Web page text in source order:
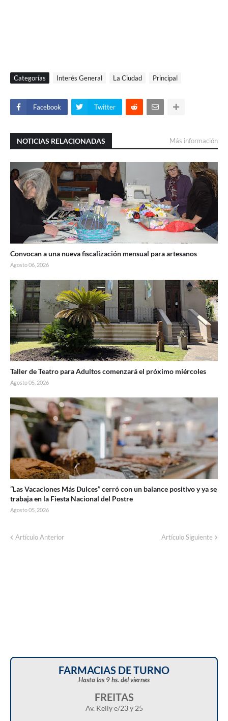
Categorías Interés General La Ciudad Principal
Facebook Twitter
NOTICIAS RELACIONADAS Más información
Convocan a una nueva fiscalización mensual para artesanos
Agosto 06, 2026
Taller de Teatro para Adultos comenzará el próximo miércoles
Agosto 05, 2026
“Las Vacaciones Más Dulces” cerró con un balance positivo y ya se
trabaja en la Fiesta Nacional del Postre
Agosto 05, 2026
Artículo Anterior Artículo Siguiente
FARMACIAS DE TURNO
Hasta las 9 hs. del viernes
FREITAS
Av. Kelly e/23 y 25